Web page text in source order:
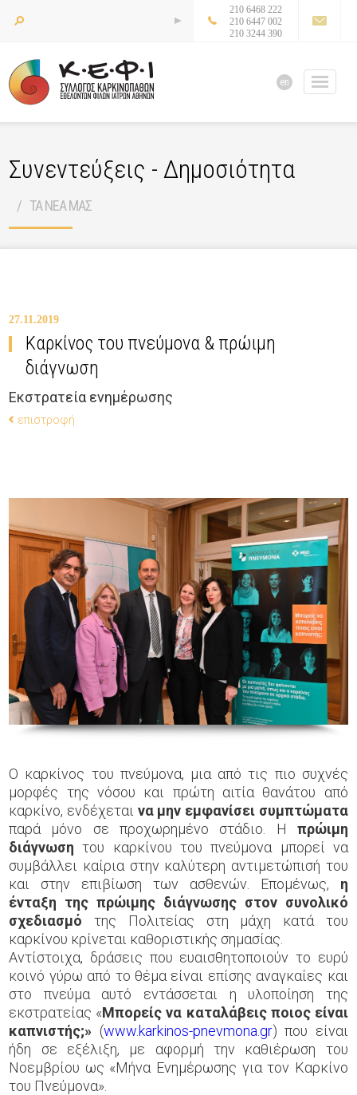
210 6468 222
210 6447 002
210 3244 390
en
Συνεντεύξεις - Δημοσιότητα
ΤΑ ΝΕΑ ΜΑΣ
27.11.2019
Καρκίνος του πνεύμονα & πρώιμη
διάγνωση
Εκστρατεία ενημέρωσης
επιστροφή
Ο καρκίνος του πνεύμονα, μια από τις πιο συχνές
μορφές της νόσου και πρώτη αιτία θανάτου από
καρκίνο, ενδέχεται να μην εμφανίσει συμπτώματα
παρά μόνο σε προχωρημένο στάδιο. Η πρώιμη
διάγνωσητου καρκίνου του πνεύμονα μπορεί να
συμβάλλει καίρια στην καλύτερη αντιμετώπισή του
και στην επιβίωση των ασθενών. Επομένως, η
ένταξη της πρώιμης διάγνωσης στον συνολικό
σχεδιασμό της Πολιτείας στη μάχη κατά του
καρκίνου κρίνεται καθοριστικής σημασίας.
Αντίστοιχα, δράσεις που ευαισθητοποιούν το ευρύ
κοινό γύρω από το θέμα είναι επίσης αναγκαίες και
στο πνεύμα αυτό εντάσσεται η υλοποίηση της
εκστρατείας «Μπορείς να καταλάβεις ποιος είναι
καπνιστής;» (www.karkinos-pnevmona.gr) που είναι
ήδη σε εξέλιξη, με αφορμή την καθιέρωση του
Νοεμβρίου ως «Μήνα Ενημέρωσης για τον Καρκίνο
του Πνεύμονα».